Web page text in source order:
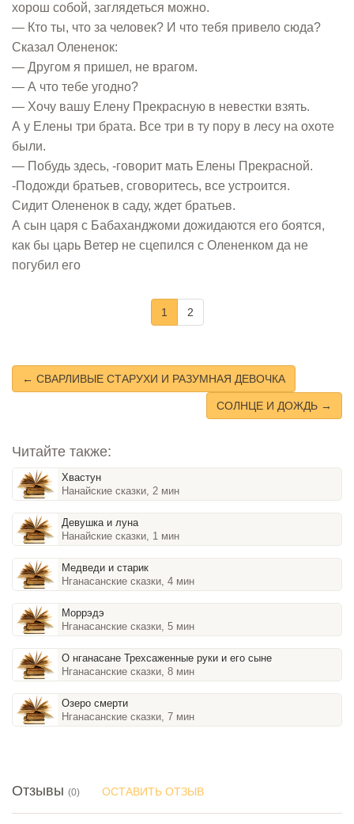
хорош собой, заглядеться можно.
— Кто ты, что за человек? И что тебя привело сюда?
Сказал Олененок:
— Другом я пришел, не врагом.
— А что тебе угодно?
— Хочу вашу Елену Прекрасную в невестки взять.
А у Елены три брата. Все три в ту пору в лесу на охоте
были.
— Побудь здесь, -говорит мать Елены Прекрасной.
-Подожди братьев, сговоритесь, все устроится.
Сидит Олененок в саду, ждет братьев.
А сын царя с Бабаханджоми дожидаются его боятся,
как бы царь Ветер не сцепился с Олененком да не
погубил его
1 2
← СВАРЛИВЫЕ СТАРУХИ И РАЗУМНАЯ ДЕВОЧКА
СОЛНЦЕ И ДОЖДЬ →
Читайте также:
Хвастун
Нанайские сказки, 2 мин
Девушка и луна
Нанайские сказки, 1 мин
Медведи и старик
Нганасанские сказки, 4 мин
Моррэдэ
Нганасанские сказки, 5 мин
О нганасане Трехсаженные руки и его сыне
Нганасанские сказки, 8 мин
Озеро смерти
Нганасанские сказки, 7 мин
Отзывы (0) ОСТАВИТЬ ОТЗЫВ